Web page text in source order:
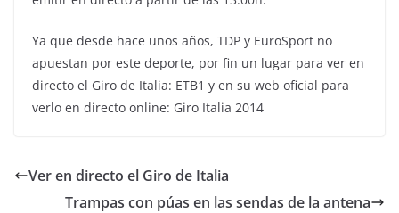
Ya que desde hace unos años, TDP y EuroSport no
apuestan por este deporte, por fin un lugar para ver en
directo el Giro de Italia: ETB1 y en su web oficial para
verlo en directo online: Giro Italia 2014
Ver en directo el Giro de Italia
Trampas con púas en las sendas de la antena